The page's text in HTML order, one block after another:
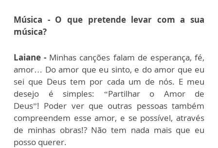
Música - O que pretende levar com a sua
música?
Laiane - Minhas canções falam de esperança, fé,
amor… Do amor que eu sinto, e do amor que eu
sei que Deus tem por cada um de nós. E meu
desejo é simples: “Partilhar o Amor de
Deus”! Poder ver que outras pessoas também
compreendem esse amor, e se possível, através
de minhas obras!? Não tem nada mais que eu
posso querer.